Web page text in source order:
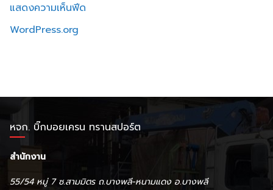
แสดงความเห็นฟีด
WordPress.org
หจก. บิ๊กบอยเครน ทรานสปอร์ต
สำนักงาน
55/54 หมู่ 7 ซ.สามมิตร ถ.บางพลี-หนามแดง อ.บางพลี